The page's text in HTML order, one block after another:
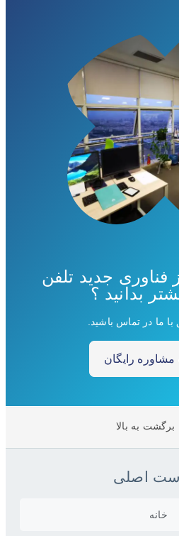
فناوری جدید تلفن
بدانید ؟
ما در تماس باشید.
مشاوره رایگان
برگشت به بالا
اصلی
خانه